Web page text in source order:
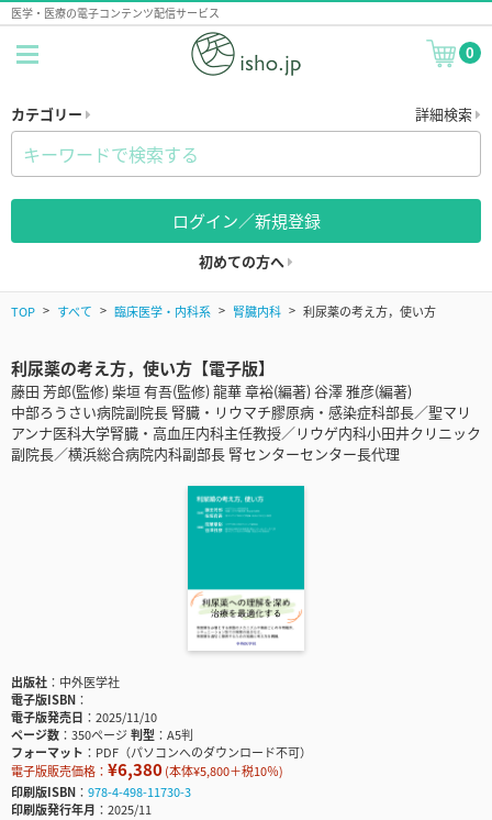
医学・医療の電子コンテンツ配信サービス
0
カテゴリー 詳細検索
ログイン／新規登録
初めての方へ
TOP すべて 臨床医学・内科系 腎臓内科 利尿薬の考え方，使い方
利尿薬の考え方，使い方【電子版】
藤田 芳郎(監修) 柴垣 有吾(監修) 龍華 章裕(編著) 谷澤 雅彦(編著)
中部ろうさい病院副院長 腎臓・リウマチ膠原病・感染症科部長／聖マリ
アンナ医科大学腎臓・高血圧内科主任教授／リウゲ内科小田井クリニック
副院長／横浜総合病院内科副部長 腎センターセンター長代理
出版社
中外医学社
電子版ISBN
電子版発売日
2025/11/10
ページ数
350ページ判型
A5判
フォーマット
PDF（パソコンへのダウンロード不可）
電子版販売価格： ¥6,380(本体¥5,800＋税10％)
印刷版ISBN
978-4-498-11730-3
印刷版発行年月
2025/11